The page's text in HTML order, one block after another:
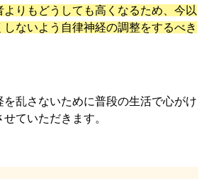
りもどうしても高くなるため、今以
しないよう自律神経の調整をするべき
を乱さないために普段の生活で心がけ
ていただきます。